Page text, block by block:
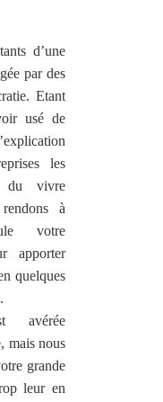
d’une
par des
Etant
usé de
les
du vivre
à
votre
apporter
quelques
avérée
mais nous
grande
leur en